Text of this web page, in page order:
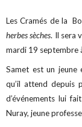
Les Cramés de la
herbes sèches. Il sera
mardi 19 septembre
Samet est un jeune
qu’il attend depuis
d’événements lui
Nuray, jeune